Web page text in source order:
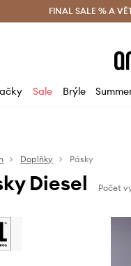
zdarma (od 1800 Kč)
FINAL SALE % A
Sale Brýle
Doplňky Pásky
Diesel Počet